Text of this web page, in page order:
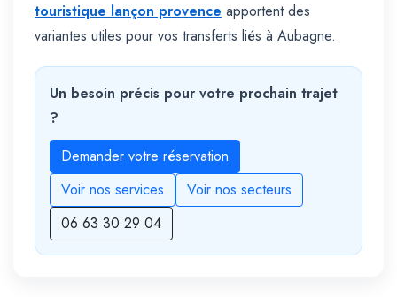
touristique lançon provence apportent des
variantes utiles pour vos transferts liés à Aubagne.
Un besoin précis pour votre prochain trajet
?
Demander votre réservation
Voir nos services
Voir nos secteurs
06 63 30 29 04